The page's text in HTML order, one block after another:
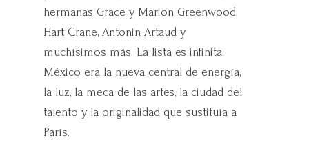
hermanas Grace y Marion Greenwood,
Hart Crane, Antonin Artaud y
muchísimos más. La lista es infinita.
México era la nueva central de energía,
la luz, la meca de las artes, la ciudad del
talento y la originalidad que sustituía a
París.